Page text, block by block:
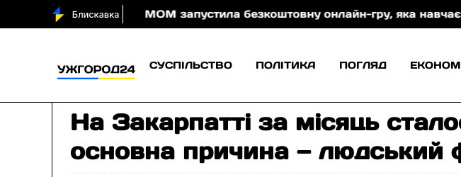
МОМ запустила безкоштовну онлайн-гру, яка навчає дітей безпечної
СУСПІЛЬСТВО ПОЛІТИКА ПОГЛЯД
На Закарпатті за місяць
основна причина — людський